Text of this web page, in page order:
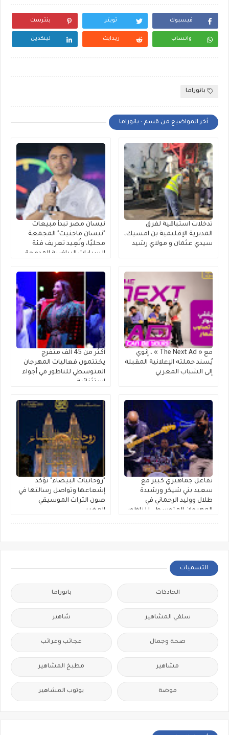
فيسبوك تويتر بنترست
واتساب ريدايت لينكدين
بانوراما
أخر المواضيع من قسم : بانوراما
تدخلات استباقية لفرق
المديرية الإقليمية بن امسيك،
سيدي عثمان و مولاي رشيد
نيسان مصر تبدأ مبيعات
"نيسان ماجنيت" المجمعة
محليًا، وتُعِيد تعريف فئة
السيارات الرياضية المدمجة
مع « The Next Ad » ، إنوي
يُسند حملته الإعلانية المقبلة
إلى الشباب المغربي
أكثر من 45 ألف متفرج
يختتمون فعاليات المهرجان
المتوسطي للناظور في أجواء
استثنائية
تفاعل جماهيري كبير مع
سعيد بني شيكر ورشيدة
طلال ووليد الرحماني في
المهرجان المتوسطي للناظور
"روحانيات البيضاء" تؤكد
إشعاعها وتواصل رسالتها في
صون التراث الموسيقي
المغربي
التسميات
الحادكات بانوراما
سلفي المشاهير شاهير
صحة وجمال عجائب وغرائب
مشاهير مطبخ المشاهير
موضة يوتوب المشاهير